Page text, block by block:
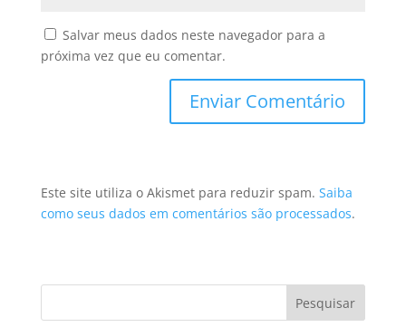
Salvar meus dados neste navegador para a
próxima vez que eu comentar.
Este site utiliza o Akismet para reduzir spam. Saiba
como seus dados em comentários são processados.
Pesquisar